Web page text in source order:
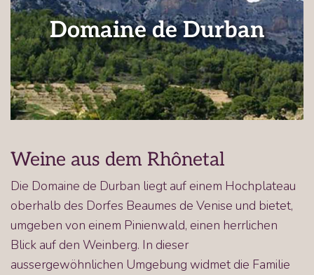
Domaine de Durban
Weine aus dem Rhônetal
Die Domaine de Durban liegt auf einem Hochplateau
oberhalb des Dorfes Beaumes de Venise und bietet,
umgeben von einem Pinienwald, einen herrlichen
Blick auf den Weinberg. In dieser
aussergewöhnlichen Umgebung widmet die Familie